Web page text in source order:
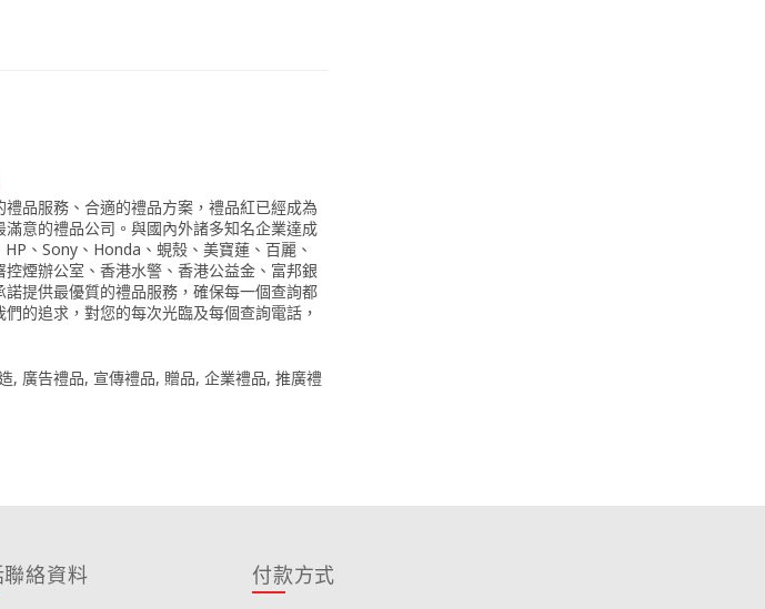
品服務、合適的禮品方案，禮品紅已經成為
意的禮品公司。與國內外諸多知名企業達成
、Sony、Honda、蜆殼、美寶蓮、百麗、
煙辦公室、香港水警、香港公益金、富邦銀
提供最優質的禮品服務，確保每一個查詢都
的追求，對您的每次光臨及每個查詢電話，
, 廣告禮品, 宣傳禮品, 贈品, 企業禮品, 推廣禮
聯絡資料 付款方式